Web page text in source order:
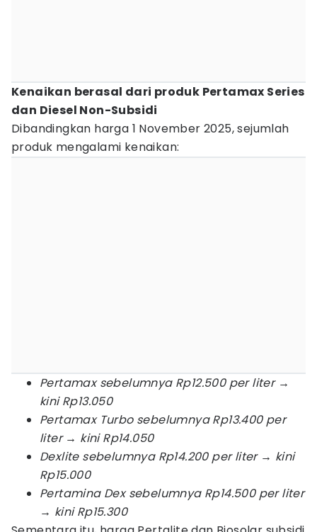
Kenaikan berasal dari produk Pertamax Series
dan Diesel Non-Subsidi
Dibandingkan harga 1 November 2025, sejumlah
produk mengalami kenaikan:
Pertamax sebelumnya Rp12.500 per liter →
kini Rp13.050
Pertamax Turbo sebelumnya Rp13.400 per
liter → kini Rp14.050
Dexlite sebelumnya Rp14.200 per liter → kini
Rp15.000
Pertamina Dex sebelumnya Rp14.500 per liter
→ kini Rp15.300